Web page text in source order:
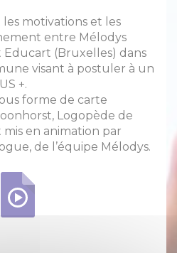
motivations et les
entre Mélodys
Educart (Bruxelles) dans
visant à postuler à un
+.
forme de carte
Logopède de
mis en animation par
de l’équipe Mélodys.